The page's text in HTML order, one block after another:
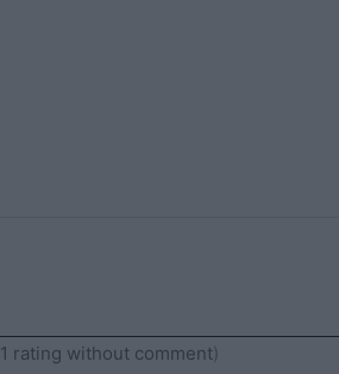
1 rating without comment)